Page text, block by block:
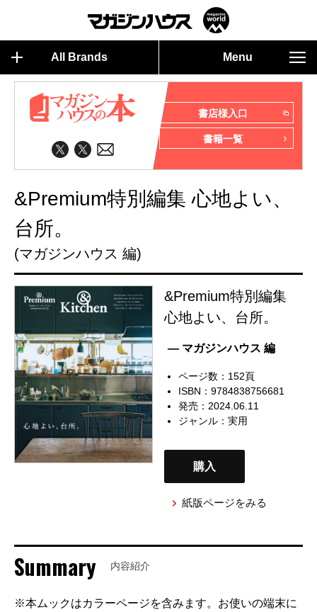
All Brands Menu
書店様入口
書籍一覧
&Premium特別編集 心地よい、
台所。
(マガジンハウス 編)
&Premium特別編集
心地よい、台所。
— マガジンハウス 編
ページ数：152頁
ISBN：9784838756681
発売：2024.06.11
ジャンル：実用
購入
紙版ページをみる
Summary 内容紹介
※本ムックはカラーページを含みます。お使いの端末に